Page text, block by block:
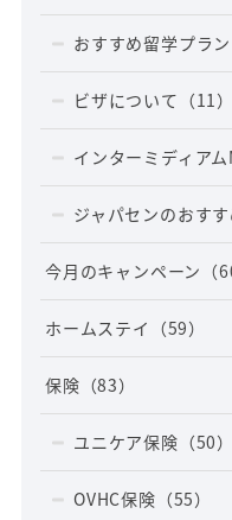
おすすめ留学プラン
ビザについて （11）
インターミディア
ジャパセンのおす
今月のキャンペーン （
ホームステイ （59）
保険 （83）
ユニケア保険 （50）
OVHC保険 （55）